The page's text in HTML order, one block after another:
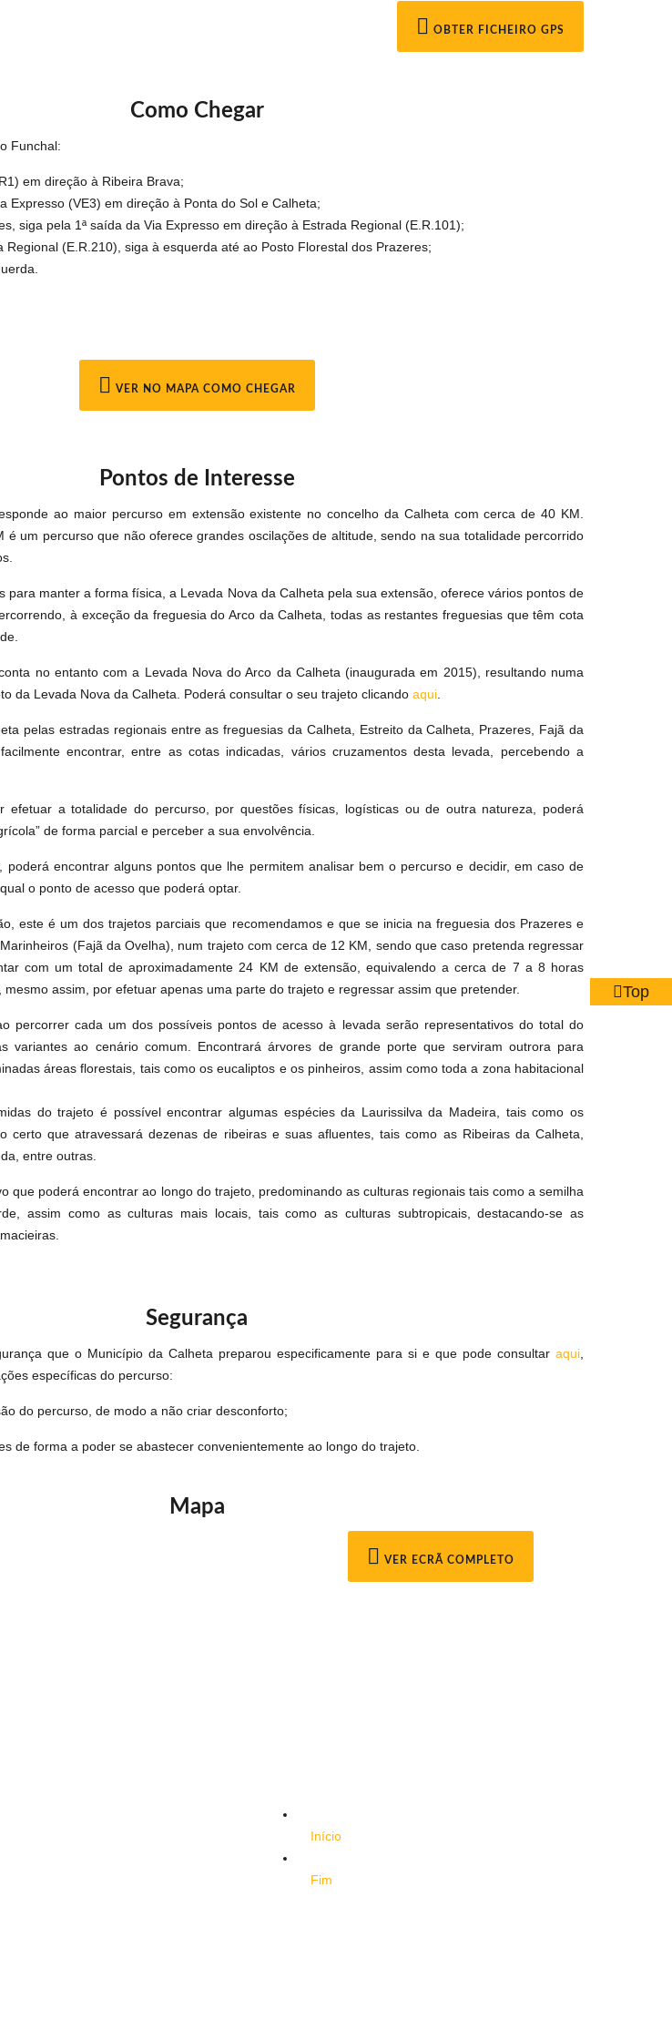
OBTER FICHEIRO GPS
Como Chegar
Funchal:
em direção à Ribeira Brava;
Expresso (VE3) em direção à Ponta do Sol e Calheta;
siga pela 1ª saída da Via Expresso em direção à Estrada Regional (E.R.101);
Regional (E.R.210), siga à esquerda até ao Posto Florestal dos Prazeres;
VER NO MAPA COMO CHEGAR
Pontos de Interesse
ao maior percurso em extensão existente no concelho da Calheta com cerca de 40 KM.
é um percurso que não oferece grandes oscilações de altitude, sendo na sua totalidade percorrido
para manter a forma física, a Levada Nova da Calheta pela sua extensão, oferece vários pontos de
à exceção da freguesia do Arco da Calheta, todas as restantes freguesias que têm cota
no entanto com a Levada Nova do Arco da Calheta (inaugurada em 2015), resultando numa
da Levada Nova da Calheta. Poderá consultar o seu trajeto clicando aqui
pelas estradas regionais entre as freguesias da Calheta, Estreito da Calheta, Prazeres, Fajã da
encontrar, entre as cotas indicadas, vários cruzamentos desta levada, percebendo a
efetuar a totalidade do percurso, por questões físicas, logísticas ou de outra natureza, poderá
de forma parcial e perceber a sua envolvência.
poderá encontrar alguns pontos que lhe permitem analisar bem o percurso e decidir, em caso de
o ponto de acesso que poderá optar.
este é um dos trajetos parciais que recomendamos e que se inicia na freguesia dos Prazeres e
(Fajã da Ovelha), num trajeto com cerca de 12 KM, sendo que caso pretenda regressar
com um total de aproximadamente 24 KM de extensão, equivalendo a cerca de 7 a 8 horas
assim, por efetuar apenas uma parte do trajeto e regressar assim que pretender.
percorrer cada um dos possíveis pontos de acesso à levada serão representativos do total do
variantes ao cenário comum. Encontrará árvores de grande porte que serviram outrora para
áreas florestais, tais como os eucaliptos e os pinheiros, assim como toda a zona habitacional
do trajeto é possível encontrar algumas espécies da Laurissilva da Madeira, tais como os
certo que atravessará dezenas de ribeiras e suas afluentes, tais como as Ribeiras da Calheta,
entre outras.
que poderá encontrar ao longo do trajeto, predominando as culturas regionais tais como a semilha
assim como as culturas mais locais, tais como as culturas subtropicais, destacando-se as
Segurança
que o Município da Calheta preparou especificamente para si e que pode consultar aqui
específicas do percurso:
do percurso, de modo a não criar desconforto;
de forma a poder se abastecer convenientemente ao longo do trajeto.
Mapa
VER ECRÃ COMPLETO
Início
Fim
Top